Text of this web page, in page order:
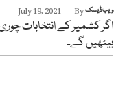
July 19, 2021 Byویب ڈیسک
اگر کشمیر کے انتخابات
بیٹھیں گے۔